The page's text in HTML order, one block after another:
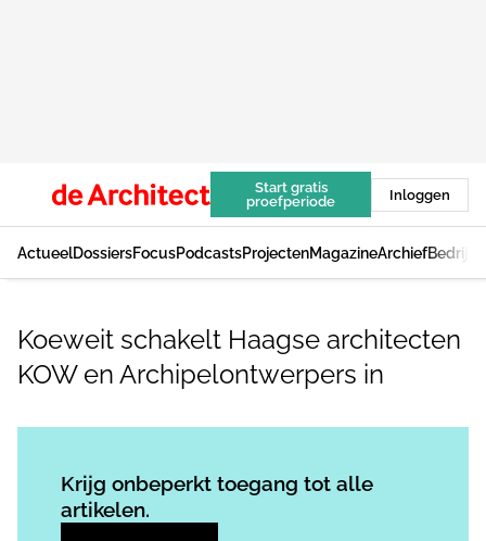
Start gratis
proefperiode
Inloggen
ActueelDossiersFocusPodcastsProjectenMagazineArchief
Koeweit schakelt Haagse architecten
KOW en Archipelontwerpers in
Krijg onbeperkt toegang tot alle
artikelen.